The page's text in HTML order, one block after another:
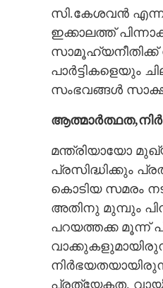
സി.കേശവൻ എന്ന
ഇക്കാലത്ത്
സാമൂഹ്യനീതിക്ക്
പാർട്ടികളെയും
സംഭവങ്ങൾ
മന്ത്രിയായോ
പ്രസിദ്ധിക്കും
കൊടിയ സമരം
അതിനു മുമ്പും
പറയത്തക്ക മൂന്ന്
പ്രത്യേകത.